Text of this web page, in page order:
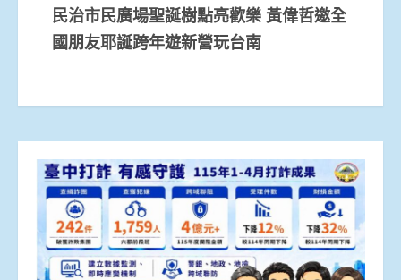
民治市民廣場聖誕樹點亮歡樂 黃偉哲邀全
國朋友耶誕跨年遊新營玩台南